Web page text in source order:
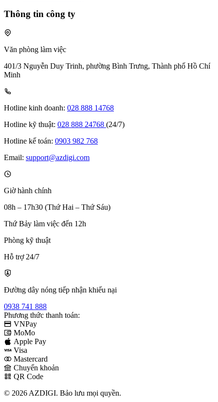
Thông tin công ty
Văn phòng làm việc
401/3 Nguyễn Duy Trinh, phường Bình Trưng, Thành phố Hồ Chí
Minh
Hotline kinh doanh: 028 888 14768
Hotline kỹ thuật: 028 888 24768 (24/7)
Hotline kế toán: 0903 982 768
Email: support@azdigi.com
Giờ hành chính
08h – 17h30 (Thứ Hai – Thứ Sáu)
Thứ Bảy làm việc đến 12h
Phòng kỹ thuật
Hỗ trợ 24/7
Đường dây nóng tiếp nhận khiếu nại
0938 741 888
Phương thức thanh toán:
VNPay
MoMo
Apple Pay
Visa
Mastercard
Chuyển khoản
QR Code
© 2026 AZDIGI. Bảo lưu mọi quyền.